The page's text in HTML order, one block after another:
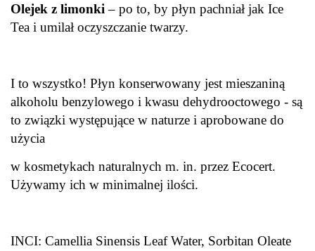
Olejek z limonki – po to, by płyn pachniał jak Ice
Tea i umilał oczyszczanie twarzy.
I to wszystko! Płyn konserwowany jest mieszaniną
alkoholu benzylowego i kwasu dehydrooctowego - są
to związki występujące w naturze i aprobowane do
użycia
w kosmetykach naturalnych m. in. przez Ecocert.
Używamy ich w minimalnej ilości.
INCI: Camellia Sinensis Leaf Water, Sorbitan Oleate